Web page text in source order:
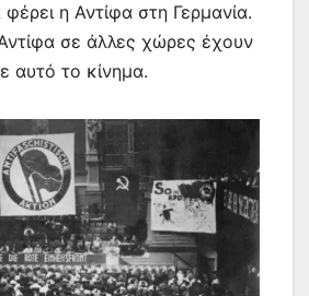
η Αντίφα στη Γερμανία.
σε άλλες χώρες έχουν
αυτό το κίνημα.